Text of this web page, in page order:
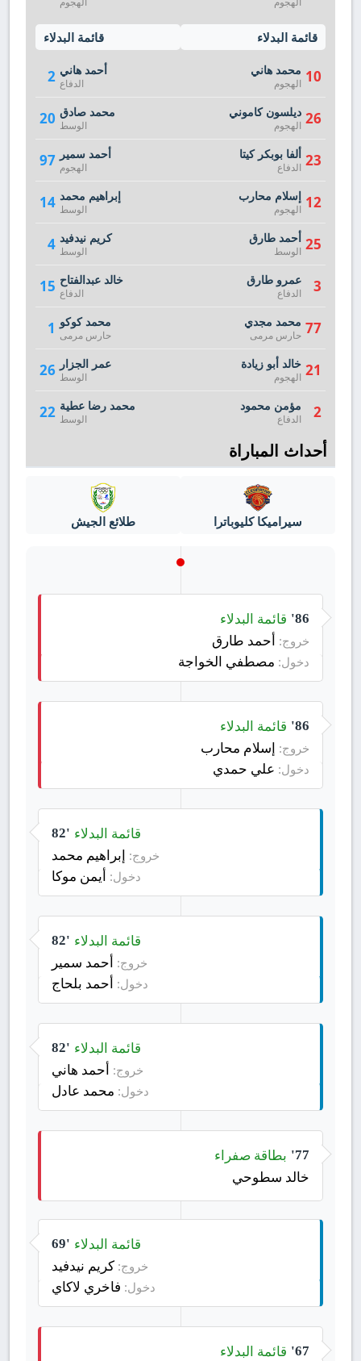
قائمة البدلاء
2 أحمد هاني
الدفاع
20 محمد صادق
الوسط
97 أحمد سمير
الهجوم
14 إبراهيم محمد
الوسط
4 كريم نيدفيد
الوسط
15 خالد عبدالفتاح
الدفاع
1 محمد كوكو
حارس مرمى
26 عمر الجزار
الوسط
22 محمد رضا عطية
الوسط
قائمة البدلاء
10 محمد هاني
الهجوم
26 ديلسون كاموني
الهجوم
23 ألفا بوبكر كيتا
الدفاع
12 إسلام محارب
الهجوم
25 أحمد طارق
الوسط
3 عمرو طارق
الدفاع
77 محمد مجدي
حارس مرمى
21 خالد أبو زيادة
الهجوم
2 مؤمن محمود
الدفاع
أحداث المباراة
سيراميكا كليوباترا طلائع الجيش
86' قائمة البدلاء
خروج: أحمد طارق
دخول: مصطفي الخواجة
86' قائمة البدلاء
خروج: إسلام محارب
دخول: علي حمدي
82' قائمة البدلاء
خروج: إبراهيم محمد
دخول: أيمن موكا
82' قائمة البدلاء
خروج: أحمد سمير
دخول: أحمد بلحاج
82' قائمة البدلاء
خروج: أحمد هاني
دخول: محمد عادل
77'
بطاقة صفراء
خالد سطوحي
69' قائمة البدلاء
خروج: كريم نيدفيد
دخول: فاخري لاكاي
67' قائمة البدلاء